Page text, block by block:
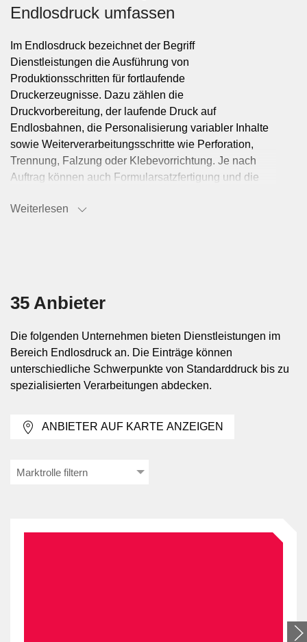
Endlosdruck umfassen
Im Endlosdruck bezeichnet der Begriff
Dienstleistungen die Ausführung von
Produktionsschritten für fortlaufende
Druckerzeugnisse. Dazu zählen die
Druckvorbereitung, der laufende Druck auf
Endlosbahnen, die Personalisierung variabler Inhalte
sowie Weiterverarbeitungsschritte wie Perforation,
Trennung, Falzung oder Klebevorrichtung. Je nach
Auftrag können auch Formularsatzfertigung und die
Leistung sein.
Endlosdruck-Dienstleistungen werden vor allem dort
eingesetzt, wo grosse Mengen gleichartiger oder
datenbasierter Dokumente verarbeitet werden.
Typische Beispiele sind Lohnabrechnungen,
Serienanschreiben, Formulare, Mailings und laufende
Belegausgaben. Für Direktwerbung kommen oft
Klebevorrichtung zum Einsatz, während bei
Vordergrund steht.
Weiterlesen
35 Anbieter
Die folgenden Unternehmen bieten Dienstleistungen im
Bereich Endlosdruck an. Die Einträge können
unterschiedliche Schwerpunkte von Standarddruck bis zu
spezialisierten Verarbeitungen abdecken.
ANBIETER AUF KARTE ANZEIGEN
Marktrolle filtern